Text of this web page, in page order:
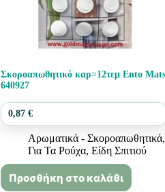
Σκοροαπωθητικό καρ=12τεμ Ento Mats
640927
0,87 €
Αρωματικά - Σκοροαπωθητικά,
Για Τα Ρούχα, Είδη Σπιτιού
Προσθήκη στο καλάθι